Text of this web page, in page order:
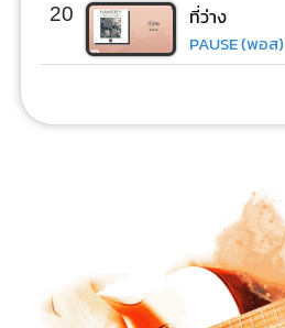
20 ที่ว่าง
PAUSE (พอส)